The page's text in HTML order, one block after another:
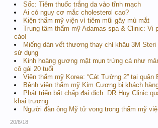
Sốc: Tiêm thuốc trắng da vào tĩnh mạch
Ai có nguy cơ mắc cholesterol cao?
Kiện thẩm mỹ viện vì tiêm mũi gây mù mắt
Trung tâm thẩm mỹ Adamas spa & Clinic: Vi
cáo!
Miếng dán vết thương thay chỉ khâu 3M
sử dụng
Kinh hoàng gương mặt mụn trứng cá như
cô gái 20 tuổi
Viện thẩm mỹ Korea: “Cát Tường 2” tại quận
Bệnh viện thẩm mỹ Kim Cương bị khách
Phát triển bất chấp đại dịch: DR Huy Clinic
khai trương
Người đàn ông Mỹ tử vong trong thẩm mỹ
20/6/18